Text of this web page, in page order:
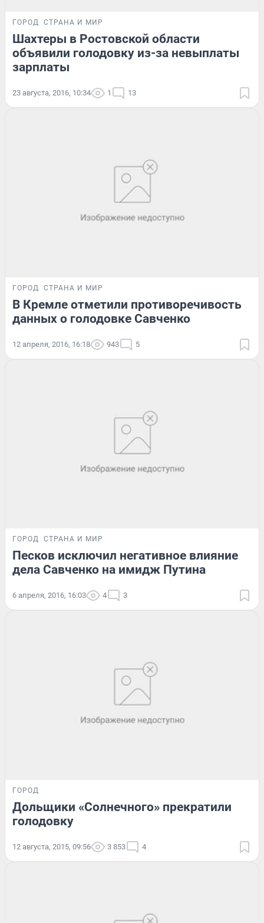
ГОРОД СТРАНА И МИР
Шахтеры в Ростовской области
объявили голодовку из-за невыплаты
зарплаты
23 августа, 2016, 10:34 1 13
ГОРОД СТРАНА И МИР
В Кремле отметили противоречивость
данных о голодовке Савченко
12 апреля, 2016, 16:18 943 5
ГОРОД СТРАНА И МИР
Песков исключил негативное влияние
дела Савченко на имидж Путина
6 апреля, 2016, 16:03 4 3
ГОРОД
Дольщики «Солнечного» прекратили
голодовку
12 августа, 2015, 09:56 3 853 4